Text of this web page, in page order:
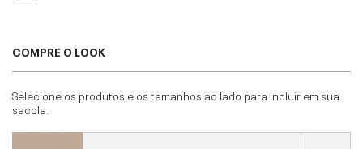
COMPRE O LOOK
Selecione os produtos e os tamanhos ao lado para incluir em sua
sacola.